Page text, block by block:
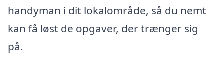
handyman i dit lokalområde, så du nemt
kan få løst de opgaver, der trænger sig
på.